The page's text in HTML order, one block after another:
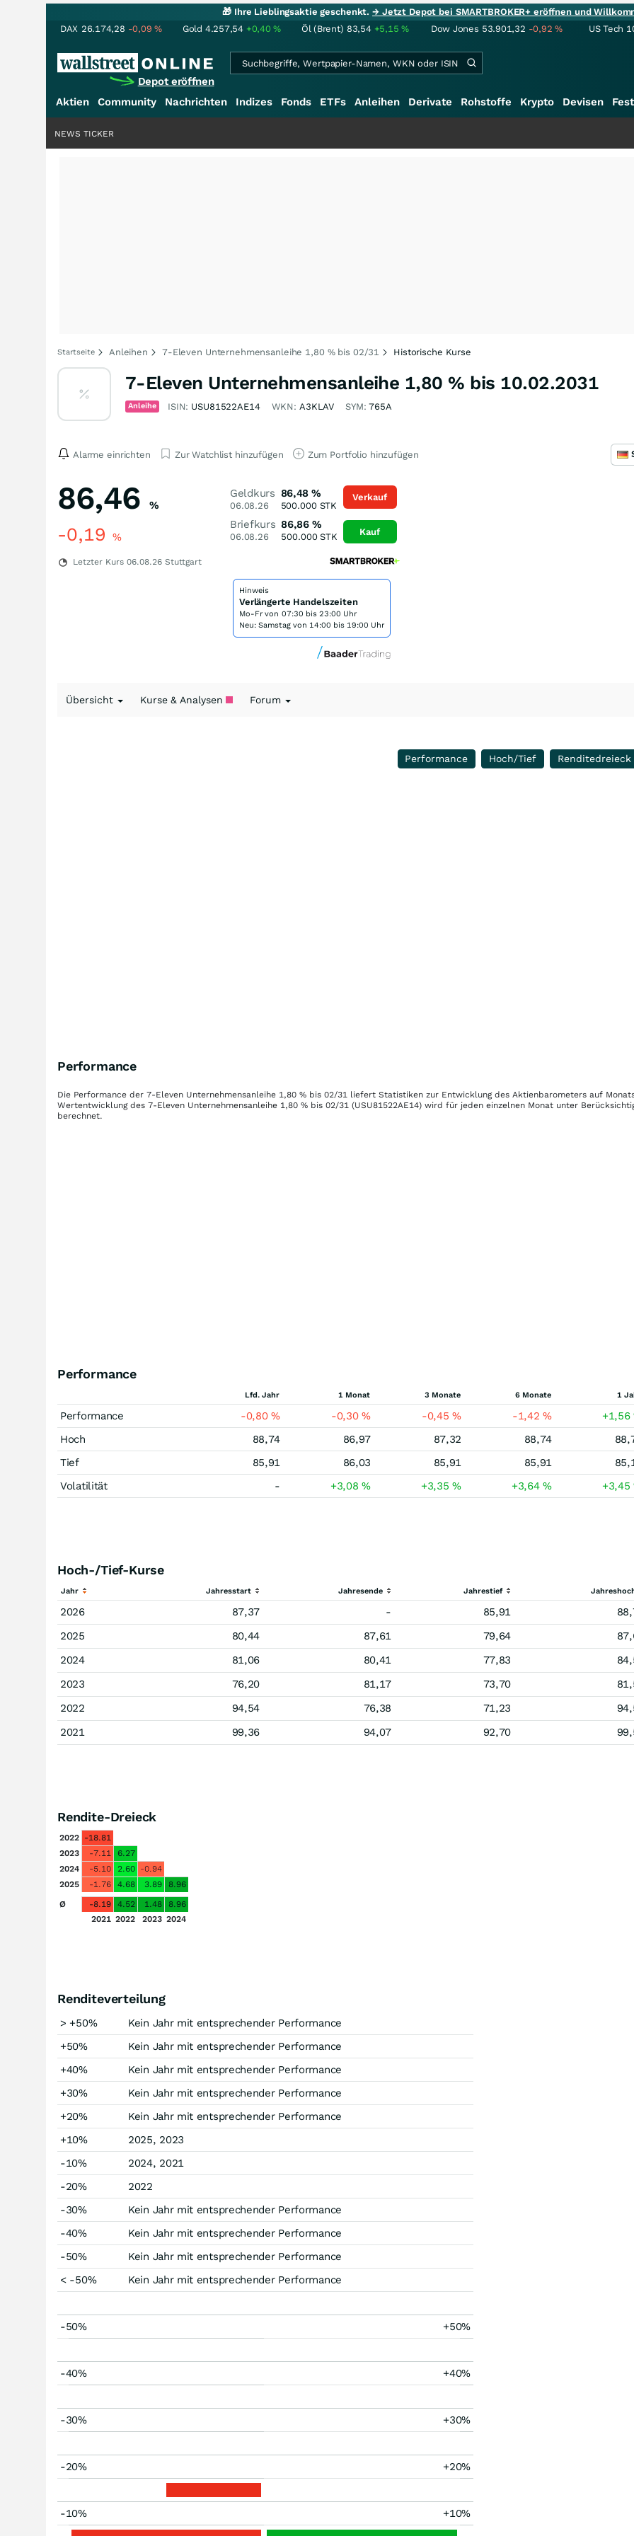
🎁 Ihre Lieblingsaktie geschenkt.→ Jetzt Depot bei SMARTBROKER+ eröffnen und
DAX 26.174,28 -0,09% Gold 4.257,54 +0,40% Öl (Brent) 83,54 +5,15% Dow Jones 53.901,32 -0,92% US Tech
Depot eröffnen
Aktien Community Nachrichten Indizes Fonds ETFs Anleihen Derivate Rohstoffe Krypto Devisen
NEWS TICKER
Startseite Anleihen 7-Eleven Unternehmensanleihe 1,80 % bis 02/31 Historische Kurse
7-Eleven Unternehmensanleihe 1,80 % bis 10.02.2031
Anleihe ISIN: USU81522AE14 WKN: A3KLAV SYM:765A
Alarme einrichten Zur Watchlist hinzufügen Zum Portfolio hinzufügen
86,46 %
-0,19 %
Letzter Kurs 06.08.26 Stuttgart
Geldkurs
06.08.26
86,48 %
500.000STK
Briefkurs
06.08.26
86,86 %
500.000STK
Verkauf
Kauf
Hinweis
Verlängerte Handelszeiten
Mo-Fr von 07:30 bis 23:00 Uhr
Neu: Samstag von 14:00 bis 19:00 Uhr
Übersicht Kurse & Analysen Forum
Performance Hoch/Tief Renditedreieck
Performance
Die Performance der 7-Eleven Unternehmensanleihe 1,80 % bis 02/31 liefert Statistiken zur Entwicklung des Aktienbarometers auf
Wertentwicklung des 7-Eleven Unternehmensanleihe 1,80 % bis 02/31 (USU81522AE14) wird für jeden einzelnen Monat unter
berechnet.
Performance
Lfd. Jahr 1 Monat 3 Monate 6 Monate 1
Performance -0,80% -0,30% -0,45% -1,42% +1,56
Hoch
88,74 86,97 87,32 88,74
Tief
85,91 86,03 85,91 85,91
Volatilität
- +3,08% +3,35% +3,64% +3,45
Hoch-/Tief-Kurse
Jahr Jahresstart Jahresende Jahrestief
2026 87,37 - 85,91
2025
80,44 87,61 79,64
2024
81,06 80,41 77,83
2023
76,20 81,17 73,70
2022
94,54 76,38 71,23
2021
99,36 94,07 92,70
Rendite-Dreieck
2022 -18.81
2023
-7.11
6.27
2024
-5.10 2.60 -0.94
2025
-1.76 4.68 3.89
8.96
Ø
-8.19 4.52 1.48
8.96
2021 2022 2023 2024
Renditeverteilung
> +50%
Kein Jahr mit entsprechender Performance
+50%
Kein Jahr mit entsprechender Performance
+40%
Kein Jahr mit entsprechender Performance
+30%
Kein Jahr mit entsprechender Performance
+20%
Kein Jahr mit entsprechender Performance
+10%
2025, 2023
-10%
2024, 2021
-20%
2022
-30%
Kein Jahr mit entsprechender Performance
-40%
Kein Jahr mit entsprechender Performance
-50%
Kein Jahr mit entsprechender Performance
< -50%
Kein Jahr mit entsprechender Performance
-50% +50%
-40% +40%
-30% +30%
-20% +20%
-10% +10%